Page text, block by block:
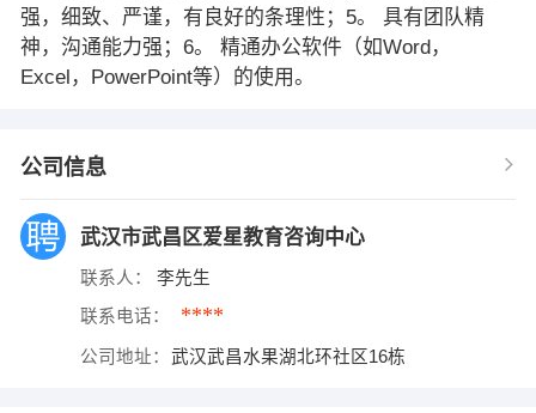
强，细致、严谨，有良好的条理性；5。 具有团队精
神，沟通能力强；6。 精通办公软件（如Word，
Excel，PowerPoint等）的使用。
公司信息
武汉市武昌区爱星教育咨询中心
联系人： 李先生
联系电话： ****
公司地址： 武汉武昌水果湖北环社区16栋